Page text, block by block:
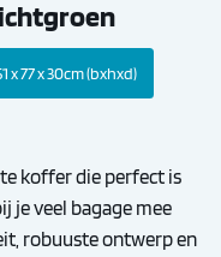
x 77 x 30cm (bxhxd)
koffer die perfect is
je veel bagage mee
robuuste ontwerp en